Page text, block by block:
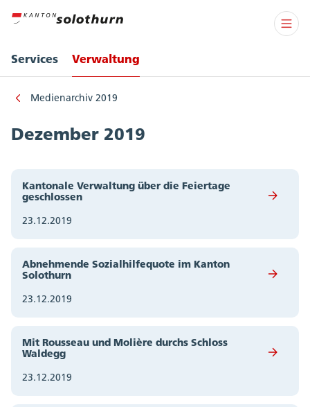
Services Verwaltung
Medienarchiv 2019
Dezember 2019
Kantonale Verwaltung über die Feiertage
geschlossen
23.12.2019
Abnehmende Sozialhilfequote im Kanton
Solothurn
23.12.2019
Mit Rousseau und Molière durchs Schloss
Waldegg
23.12.2019